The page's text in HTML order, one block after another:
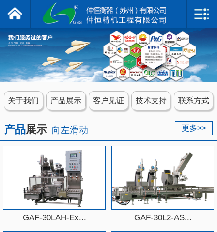
仲恒衡器
网站首页
关于我们
客户见证
关于我们 产品展示 客户见证 技术支持 联系方式
更多>>
产品展示 向左滑动
GAF-30LAH-Ex... GAF-30L2-AS...